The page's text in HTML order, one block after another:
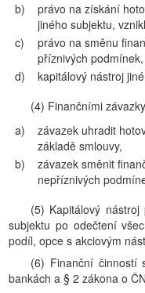
b)
právo na získání
jiného subjektu,
c)
právo na směnu
příznivých
d)
kapitálový nástroj
(4) Finančními
a)
závazek uhradit
základě smlouvy,
b)
závazek směnit
nepříznivých
(5) Kapitálový
subjektu po odečtení
podíl, opce s akciovým
(6) Finanční činností
bankách a § 2 zákona o